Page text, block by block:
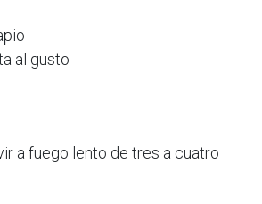
al gusto
a fuego lento de tres a cuatro